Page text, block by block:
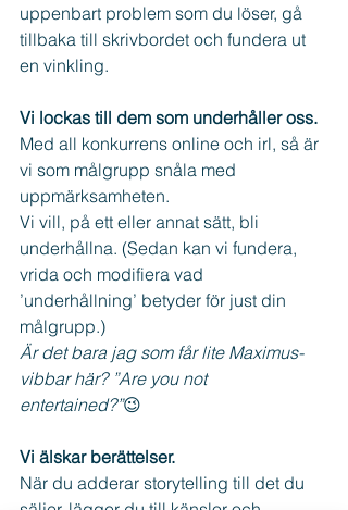
uppenbart problem som du löser, gå
tillbaka till skrivbordet och fundera ut
en vinkling.
Vi lockas till dem som underhåller oss.
Med all konkurrens online och irl, så är
vi som målgrupp snåla med
uppmärksamheten.
Vi vill, på ett eller annat sätt, bli
underhållna. (Sedan kan vi fundera,
vrida och modifiera vad
’underhållning’ betyder för just din
målgrupp.)
Är det bara jag som får lite Maximus-
vibbar här? ”Are you not
entertained?”😉
Vi älskar berättelser.
När du adderar storytelling till det du